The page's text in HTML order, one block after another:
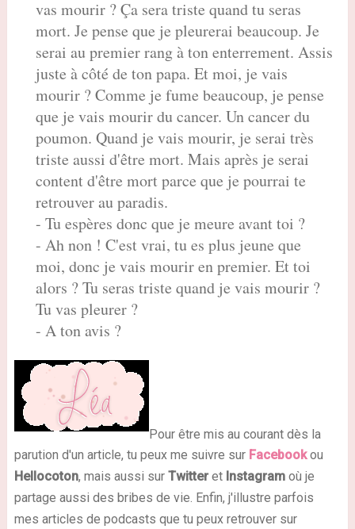
vas mourir ? Ça sera triste quand tu seras
mort. Je pense que je pleurerai beaucoup. Je
serai au premier rang à ton enterrement. Assis
juste à côté de ton papa. Et moi, je vais
mourir ? Comme je fume beaucoup, je pense
que je vais mourir du cancer. Un cancer du
poumon. Quand je vais mourir, je serai très
triste aussi d'être mort. Mais après je serai
content d'être mort parce que je pourrai te
retrouver au paradis.
- Tu espères donc que je meure avant toi ?
- Ah non ! C'est vrai, tu es plus jeune que
moi, donc je vais mourir en premier. Et toi
alors ? Tu seras triste quand je vais mourir ?
Tu vas pleurer ?
- A ton avis ?
Pour être mis au courant dès la
parution d'un article, tu peux me suivre sur Facebook ou
Hellocoton, mais aussi sur Twitteret Instagramoù je
partage aussi des bribes de vie. Enfin, j'illustre parfois
mes articles de podcasts que tu peux retrouver sur